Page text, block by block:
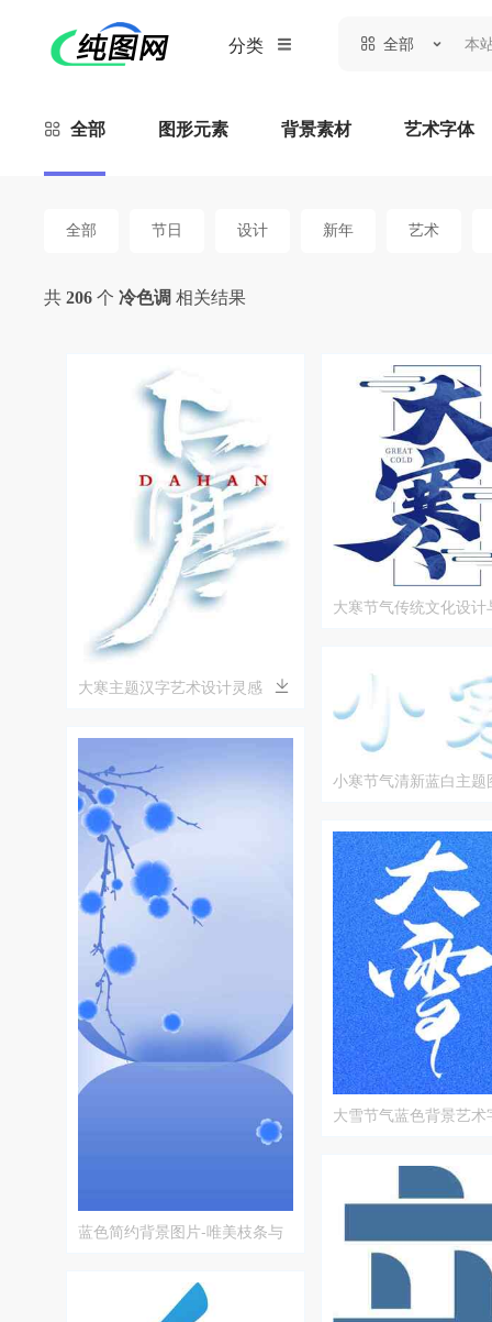
分类 全部
全部 图形元素 背景素材 艺术字体
全部 节日 设计 新年 艺术
共 206 个 冷色调 相关结果
大寒主题汉字艺术设计灵感
蓝色简约背景图片-唯美枝条与
大寒节气传统文化设计
小寒节气清新蓝白主题
大雪节气蓝色背景艺术